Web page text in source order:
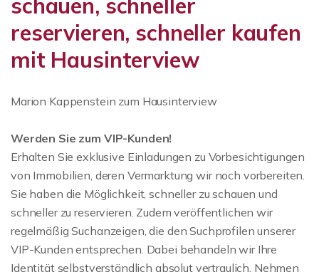
schauen, schneller
reservieren, schneller kaufen
mit Hausinterview
Marion Kappenstein zum Hausinterview
Werden Sie zum VIP-Kunden!
Erhalten Sie exklusive Einladungen zu Vorbesichtigungen
von Immobilien, deren Vermarktung wir noch vorbereiten.
Sie haben die Möglichkeit, schneller zu schauen und
schneller zu reservieren. Zudem veröffentlichen wir
regelmäßig Suchanzeigen, die den Suchprofilen unserer
VIP-Kunden entsprechen. Dabei behandeln wir Ihre
Identität selbstverständlich absolut vertraulich. Nehmen